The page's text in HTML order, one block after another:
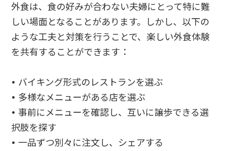
外食は、食の好みが合わない夫婦にとって特に難
しい場面となることがあります。しかし、以下の
ような工夫と対策を行うことで、楽しい外食体験
を共有することができます：
• バイキング形式のレストランを選ぶ
• 多様なメニューがある店を選ぶ
• 事前にメニューを確認し、互いに譲歩できる選
択肢を探す
• 一品ずつ別々に注文し、シェアする